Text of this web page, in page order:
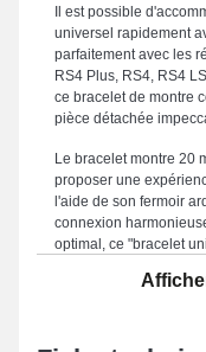
Il est possible
universel rapidement
parfaitement avec les
RS4 Plus, RS4, RS4
ce bracelet de montre
pièce détachée
Le bracelet montre 20
proposer une
l'aide de son fermoir
connexion
optimal, ce "bracelet
caractérise avec sa
destinée à remplacer